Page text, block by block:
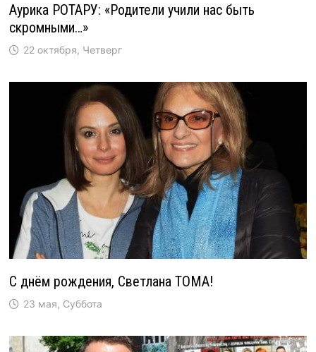
Аурика РОТАРУ: «Родители учили нас быть
скромными…»
22 октября, Четверг
С днём рождения, Светлана ТОМА!
23 мая, Суббота